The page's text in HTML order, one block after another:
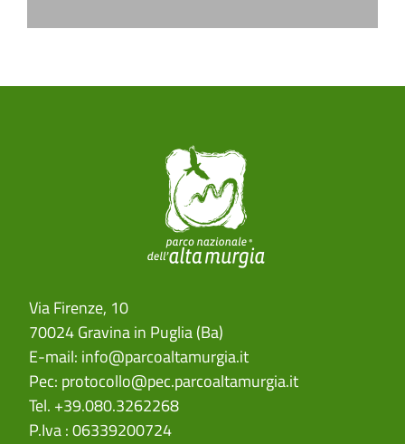
Via Firenze, 10
70024 Gravina in Puglia (Ba)
E-mail: info@parcoaltamurgia.it
Pec: protocollo@pec.parcoaltamurgia.it
Tel. +39.080.3262268
P.Iva : 06339200724